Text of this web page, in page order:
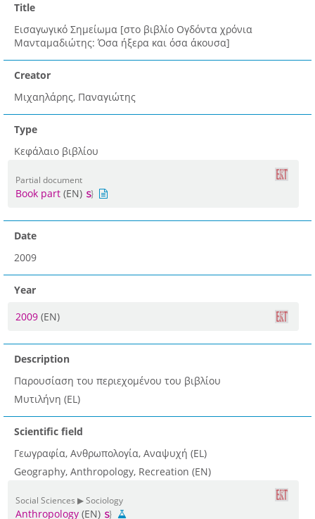
Title
Εισαγωγικό Σημείωμα [στο βιβλίο Ογδόντα χρόνια
Μανταμαδιώτης: Όσα ήξερα και όσα άκουσα]
Creator
Μιχαηλάρης, Παναγιώτης
Type
Κεφάλαιο βιβλίου
Partial document
Book part (EN)
Date
2009
Year
2009 (EN)
Description
Παρουσίαση του περιεχομένου του βιβλίου
Μυτιλήνη (EL)
Scientific field
Γεωγραφία, Ανθρωπολογία, Αναψυχή (EL)
Geography, Anthropology, Recreation (EN)
Social Sciences ▶ Sociology
Anthropology (EN)